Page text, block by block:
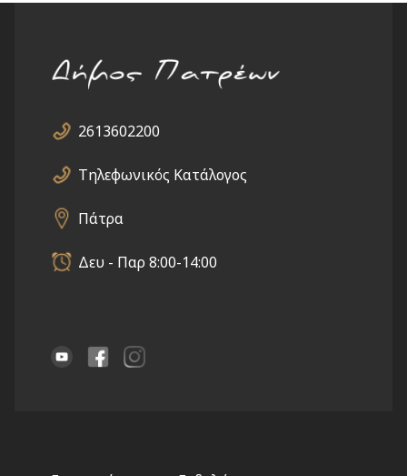
2613602200
Τηλεφωνικός Κατάλογος
Πάτρα
Δευ - Παρ 8:00-14:00